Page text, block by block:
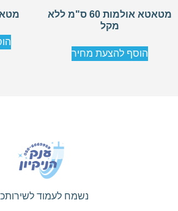
מטאטא אולמות 60 ס"מ ללא
מקל
הוסף להצעת מחיר
נשמח לעמוד